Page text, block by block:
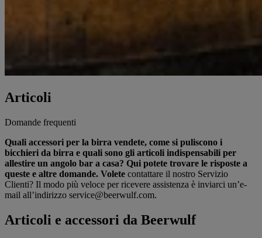
Articoli
Domande frequenti
Quali accessori per la birra vendete, come si puliscono i
bicchieri da birra e quali sono gli articoli indispensabili per
allestire un angolo bar a casa? Qui potete trovare le risposte a
queste e altre domande. Volete contattare il nostro Servizio
Clienti? Il modo più veloce per ricevere assistenza è inviarci un’e-
mail all’indirizzo service@beerwulf.com.
Articoli e accessori da Beerwulf